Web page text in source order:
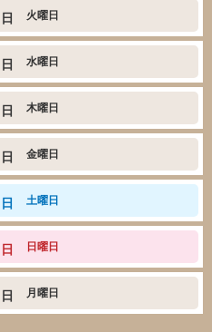
日 火曜日
日 水曜日
日 木曜日
日 金曜日
日 土曜日
日 日曜日
日 月曜日